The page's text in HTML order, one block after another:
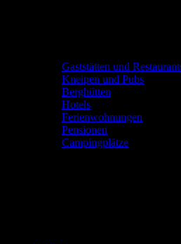
Gaststätten und
Kneipen und Pubs
Berghütten
Hotels
Ferienwohnungen
Pensionen
Campingplätze